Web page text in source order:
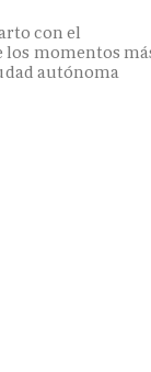
con el
los momentos
autónoma